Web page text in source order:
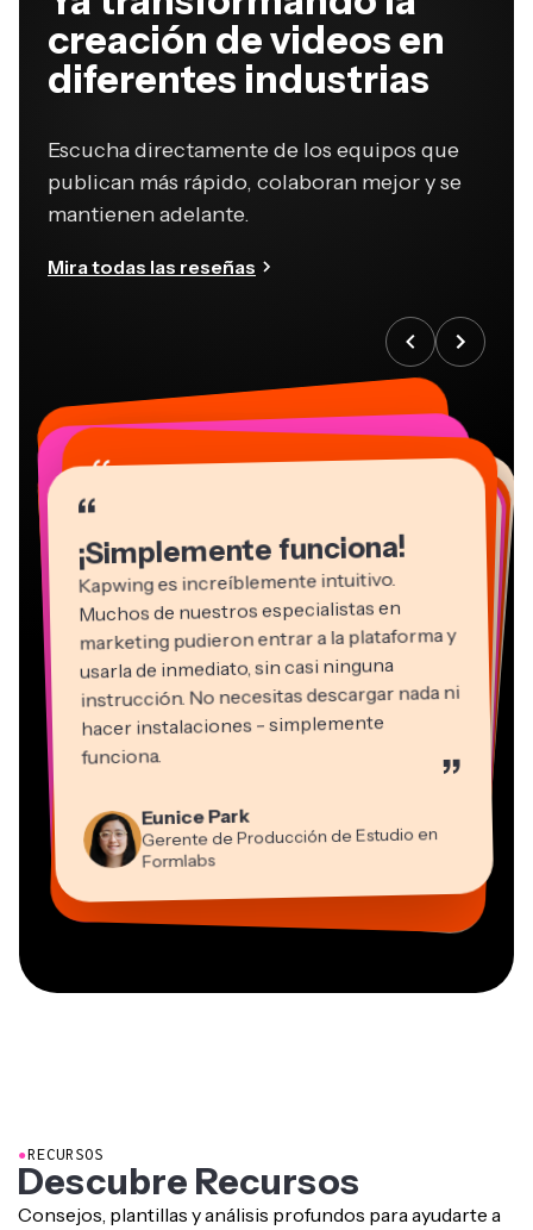
creación de videos en
diferentes industrias
Escucha directamente de los equipos que
publican más rápido, colaboran mejor y se
mantienen adelante.
Mira todas las reseñas
“
¡Simplemente funciona!
Kapwing es increíblemente intuitivo.
Muchos de nuestros especialistas en
marketing pudieron entrar a la plataforma y
usarla de inmediato, sin casi ninguna
instrucción. No necesitas descargar nada ni
hacer instalaciones - simplemente
funciona. ”
Eunice Park
Gerente de Producción de Estudio en
Formlabs
“
Vannesia Darby
CEO en MOXIE Nashville
“
Grant Taleck
Co-Fundador en
Socio Director en EPATHLON
“
Kerry-lee Farla
Youtuber
Gracie Peng
Director de Contenido
“
Martin James
Editor de video
Heidi Rae
Educación
“
Consultor
“
Mitch Rawlings
Freelancer de Servicios de Información
“
Dina Segovia
Trabajador freelance virtual
●RECURSOS
Descubre Recursos
Consejos, plantillas y análisis profundos para ayudarte a